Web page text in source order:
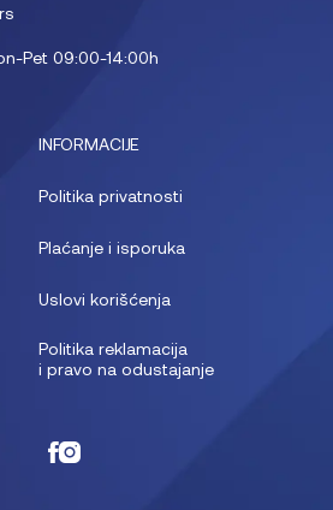
Pet 09:00-14:00h
INFORMACIJE
Politika privatnosti
Plaćanje i isporuka
Uslovi korišćenja
Politika reklamacija
i pravo na odustajanje